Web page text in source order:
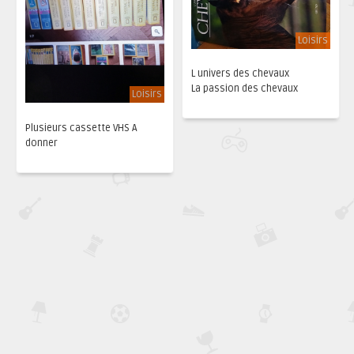
Loisirs
Plusieurs cassette VHS A
donner
Loisirs
L univers des chevaux
La passion des chevaux